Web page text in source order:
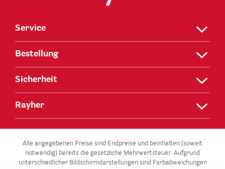
Service
Bestellung
Sicherheit
Rayher
Alle angegebenen Preise sind Endpreise und beinhalten (soweit
notwendig) bereits die gesetzliche Mehrwertsteuer. Aufgrund
unterschiedlicher Bildschirmdarstellungen sind Farbabweichungen